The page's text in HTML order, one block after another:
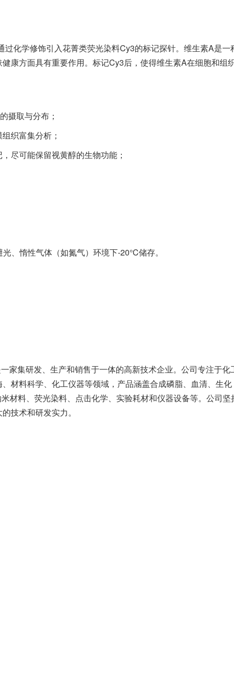
化学修饰引入花菁类荧光染料Cy3的标记探针。维生素A是一
康方面具有重要作用。标记Cy3后，使得维生素A在细胞和组
摄取与分布；
织富集分析；
尽可能保留视黄醇的生物功能；
、惰性气体（如氮气）环境下-20°C储存。
家集研发、生产和销售于一体的高新技术企业。公司专注于化
材料科学、化工仪器等领域，产品涵盖合成磷脂、血清、生化
材料、荧光染料、点击化学、实验耗材和仪器设备等。公司坚
技术和研发实力。